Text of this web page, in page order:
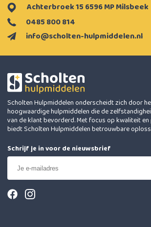
info@scholten-hulpmiddelen.nl
0485 800 814
Achterbroek 15 6596 MP Milsbeek
Scholten Hulpmiddelen onderscheidt zich door
hoogwaardige hulpmiddelen die de
van de klant bevorderd. Met focus op kwaliteit
biedt Scholten Hulpmiddelen betrouwbare
Schrijf je in voor de nieuwsbrief